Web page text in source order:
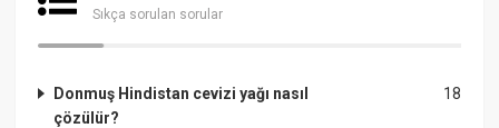
Sıkça sorulan sorular
18
Donmuş Hindistan cevizi yağı nasıl
çözülür?